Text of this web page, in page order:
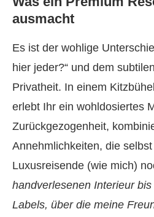
ausmacht
Es ist der wohlige
hier jeder?“ und dem
Privatheit. In einem
erlebt Ihr ein wohldosiertes
Zurückgezogenheit,
Annehmlichkeiten, die
Luxusreisende (wie mich)
handverlesenen Interieur
Labels, über die meine